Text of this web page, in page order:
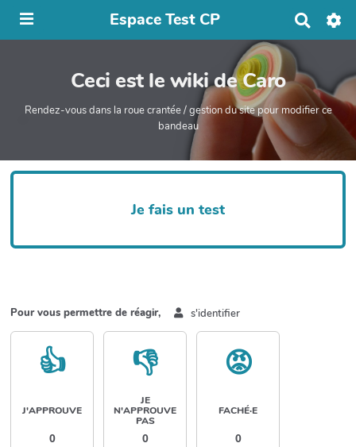
Espace Test CP
e
r
c
r
Ceci est le wiki de Caro
Rendez-vous dans la roue crantée / gestion du site pour modifier ce
bandeau
Je fais un test
Pour vous permettre de réagir, s'identifier
👍
J'APPROUVE
0
👎
JE
N'APPROUVE
PAS
0
😡
FACHÉ·E
0